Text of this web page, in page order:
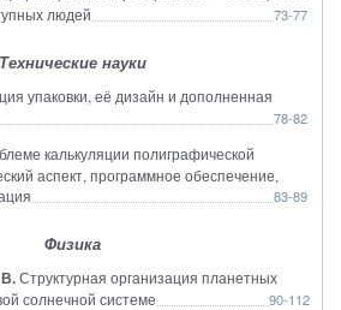
людей
73-77
Технические науки
упаковки, её дизайн и дополненная
78-82
калькуляции полиграфической
аспект, программное обеспечение,
83-89
Физика
Структурная организация планетных
солнечной системе
90-112